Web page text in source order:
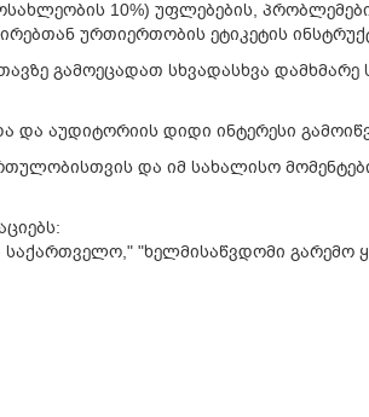
10%) უფლებების,
ურთიერთობის ეტიკეტის
გამოეცადათ სხვადასხვა
და აუდიტორიის დიდი ინტერესი
და იმ სახალისო
"ხელმისაწვდომი გარემო